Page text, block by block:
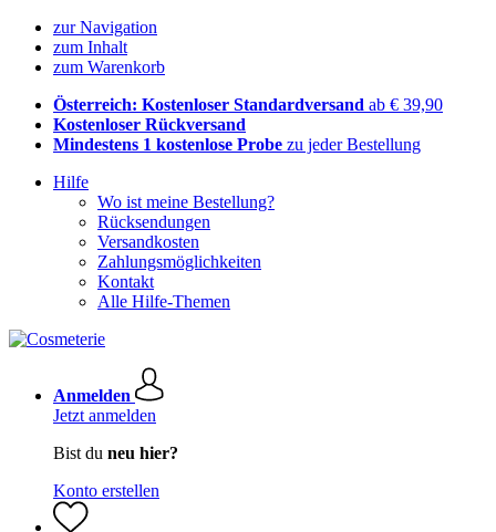
zur Navigation
zum Inhalt
zum Warenkorb
Österreich: Kostenloser Standardversand ab € 39,90
Kostenloser Rückversand
Mindestens 1 kostenlose Probe zu jeder Bestellung
Hilfe
Wo ist meine Bestellung?
Rücksendungen
Versandkosten
Zahlungsmöglichkeiten
Kontakt
Alle Hilfe-Themen
Anmelden
Jetzt anmelden
Bist du neu hier?
Konto erstellen